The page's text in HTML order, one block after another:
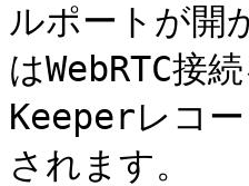
ルポートが開
はWebRTC接
Keeperレコ
されます。